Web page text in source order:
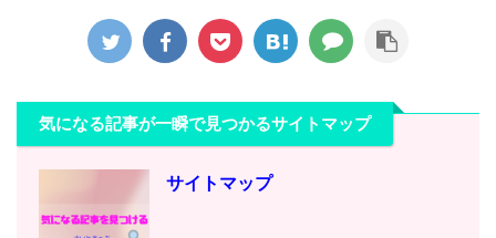
気になる記事が一瞬で見つかるサイトマップ
サイトマップ